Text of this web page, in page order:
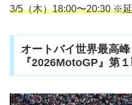
3/5（木）18:00〜20:30※延
オートバイ世界最高峰
『2026MotoGP』第